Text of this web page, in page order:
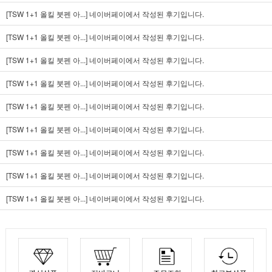
[TSW 1+1 올킬 붓펜 아...]네이버페이에서 작성된 후기입니다.
[TSW 1+1 올킬 붓펜 아...]네이버페이에서 작성된 후기입니다.
[TSW 1+1 올킬 붓펜 아...]네이버페이에서 작성된 후기입니다.
[TSW 1+1 올킬 붓펜 아...]네이버페이에서 작성된 후기입니다.
[TSW 1+1 올킬 붓펜 아...]네이버페이에서 작성된 후기입니다.
[TSW 1+1 올킬 붓펜 아...]네이버페이에서 작성된 후기입니다.
[TSW 1+1 올킬 붓펜 아...]네이버페이에서 작성된 후기입니다.
[TSW 1+1 올킬 붓펜 아...]네이버페이에서 작성된 후기입니다.
[TSW 1+1 올킬 붓펜 아...]네이버페이에서 작성된 후기입니다.